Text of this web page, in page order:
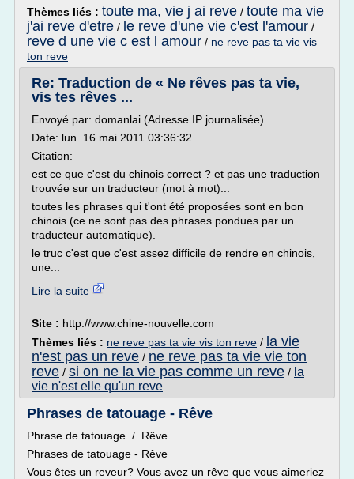
Thèmes liés : toute ma, vie j ai reve / toute ma vie
j'ai reve d'etre / le reve d'une vie c'est l'amour /
reve d une vie c est l amour / ne reve pas ta vie vis
ton reve
Re: Traduction de « Ne rêves pas ta vie,
vis tes rêves ...
Envoyé par: domanlai (Adresse IP journalisée)
Date: lun. 16 mai 2011 03:36:32
Citation:
est ce que c'est du chinois correct ? et pas une traduction
trouvée sur un traducteur (mot à mot)...
toutes les phrases qui t'ont été proposées sont en bon
chinois (ce ne sont pas des phrases pondues par un
traducteur automatique).
le truc c'est que c'est assez difficile de rendre en chinois,
une...
Lire la suite
Site : http://www.chine-nouvelle.com
Thèmes liés : ne reve pas ta vie vis ton reve / la vie
n'est pas un reve / ne reve pas ta vie vie ton
reve / si on ne la vie pas comme un reve / la
vie n'est elle qu'un reve
Phrases de tatouage - Rêve
Phrase de tatouage / Rêve
Phrases de tatouage - Rêve
Vous êtes un reveur? Vous avez un rêve que vous aimeriez